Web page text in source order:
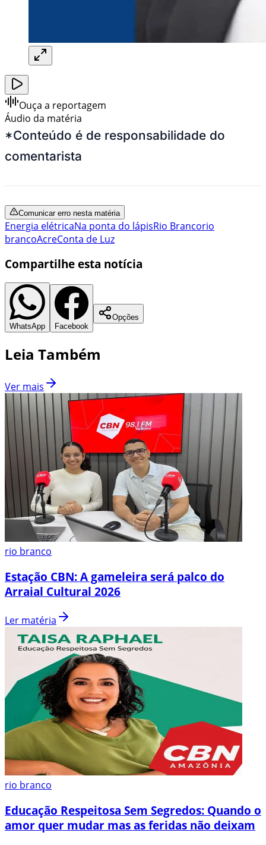
Ouça a reportagem
Áudio da matéria
*Conteúdo é de responsabilidade do
comentarista
Comunicar erro nesta matéria
Energia elétricaNa ponta do lápisRio Brancorio
brancoAcreConta de Luz
Compartilhe esta notícia
WhatsApp Facebook
Opções
Leia Também
Ver mais
rio branco
Estação CBN: A gameleira será palco do
Arraial Cultural 2026
Ler matéria
rio branco
Educação Respeitosa Sem Segredos: Quando o
amor quer mudar mas as feridas não deixam